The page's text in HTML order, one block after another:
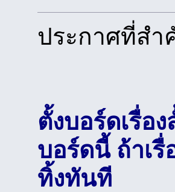
ประกาศที่ส
ตั้งบอร์ดเรื่อ
บอร์ดนี้ ถ้าเ
ทิ้งทันที